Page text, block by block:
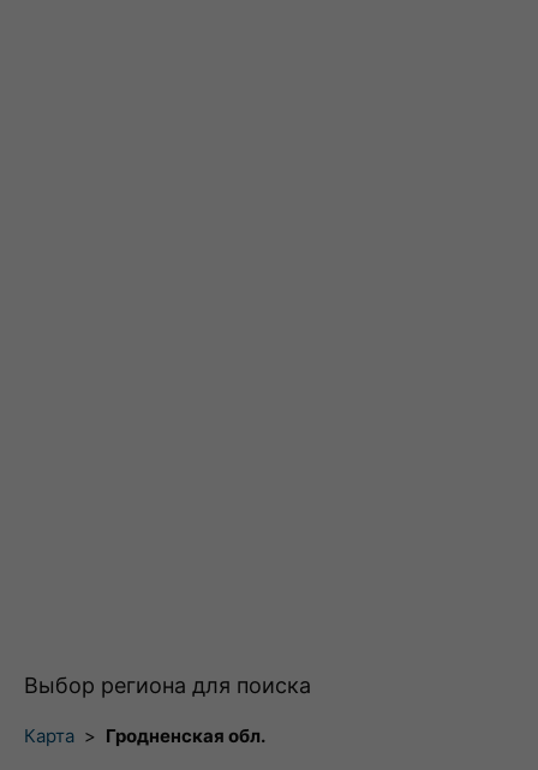
Выбор региона для поиска
Карта > Гродненская обл.